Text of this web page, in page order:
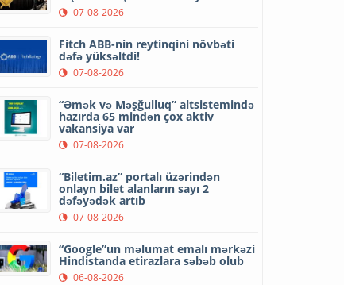
07-08-2026
Fitch ABB-nin reytinqini növbəti
dəfə yüksəltdi!
07-08-2026
“Əmək və Məşğulluq” altsistemində
hazırda 65 mindən çox aktiv
vakansiya var
07-08-2026
“Biletim.az” portalı üzərindən
onlayn bilet alanların sayı 2
dəfəyədək artıb
07-08-2026
“Google”un məlumat emalı mərkəzi
Hindistanda etirazlara səbəb olub
06-08-2026